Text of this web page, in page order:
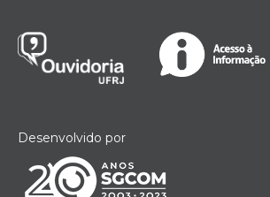
Desenvolvido por